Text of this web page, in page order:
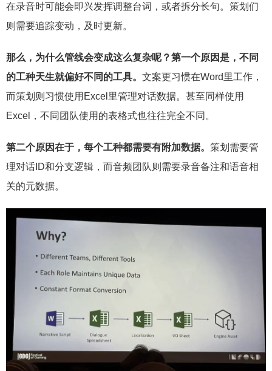
在录音时可能会即兴发挥调整台词，或者拆分长句。策划们
则需要追踪变动，及时更新。
那么，为什么管线会变成这么复杂呢？第一个原因是，不同
的工种天生就偏好不同的工具。 文案更习惯在Word里工作，
而策划则习惯使用Excel里管理对话数据。甚至同样使用
Excel，不同团队使用的表格式也往往完全不同。
第二个原因在于，每个工种都需要有附加数据。 策划需要管
理对话ID和分支逻辑，而音频团队则需要录音备注和语音相
关的元数据。